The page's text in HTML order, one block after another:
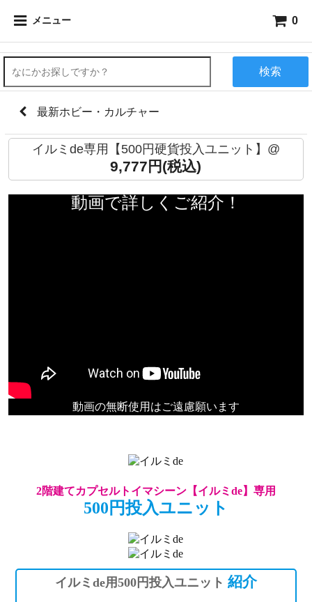
メニュー 0
検索
最新ホビー・カルチャー
イルミde専用【500円硬貨投入ユニット】@
9,777円(税込)
動画で詳しくご紹介！
動画の無断使用はご遠慮願います
2階建てカプセルトイマシーン【イルミde】専用
500円投入ユニット
イルミde用500円投入ユニット 紹介